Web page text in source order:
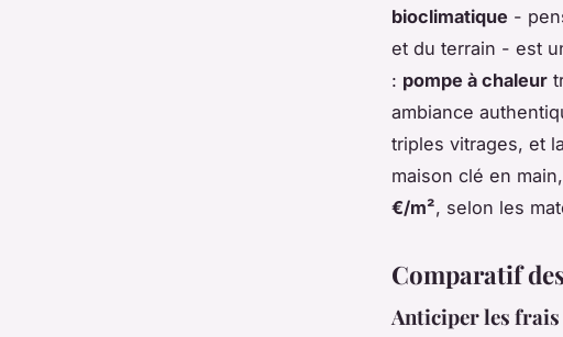
bioclimatique -
et du terrain - est
: pompe à chaleur
ambiance
triples vitrages, et
maison clé en
€/m², selon les
Comparatif
Anticiper les frais